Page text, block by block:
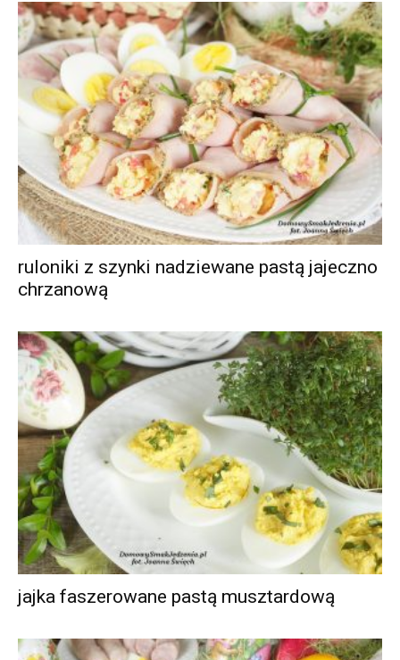
ruloniki z szynki nadziewane pastą jajeczno
chrzanową
jajka faszerowane pastą musztardową